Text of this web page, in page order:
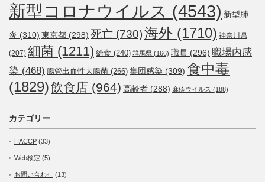
新型コロナウイルス (4543) 新型肺
炎 (310) 東京都 (298) 死亡 (730)海外 (1710) 神奈川県
(207) 細菌 (1211) 給食 (240) 群馬県 (166) 職員 (296) 職場内感
染 (468) 腸管出血性大腸菌 (266) 集団感染 (309) 食中毒
(1829)飲食店 (964) 高齢者 (288) 麻疹ウイルス (188)
カテゴリー
HACCP (33)
Web検定 (5)
お問い合わせ (13)